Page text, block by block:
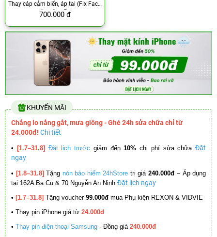
Thay cáp cảm biến, áp tai (Fix Face,
còn dây gốc)
700.000 đ
KHUYẾN MÃI
Chẳng lo nắng gắt, mưa giông - Ghé 24h sửa chữa chỉ từ
24.000đ! Chi tiết
• [1.7–31.8] Đặt lịch trước giảm đến10% chi phí sửa chữa Đặt
ngay
• [1.8–31.8] Tặng nón bảo hiểm 24hStore trị giá 240.000đ – Áp dụng
tại 162A Ba Cu & 70 Nguyễn An Ninh Đặt lịch ngay
• [1.7–31.8] Tặng voucher 99.000đ mua Phụ kiện REXON & VIDVIE
• Thay pin iPhone giá từ 24.000đ
• Thay pin điện thoại Samsung - Đồng giá 240.000đ